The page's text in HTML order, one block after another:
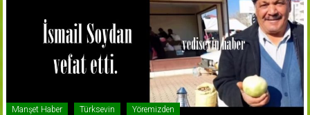
Manşet Haber Türksevin Yöremizden